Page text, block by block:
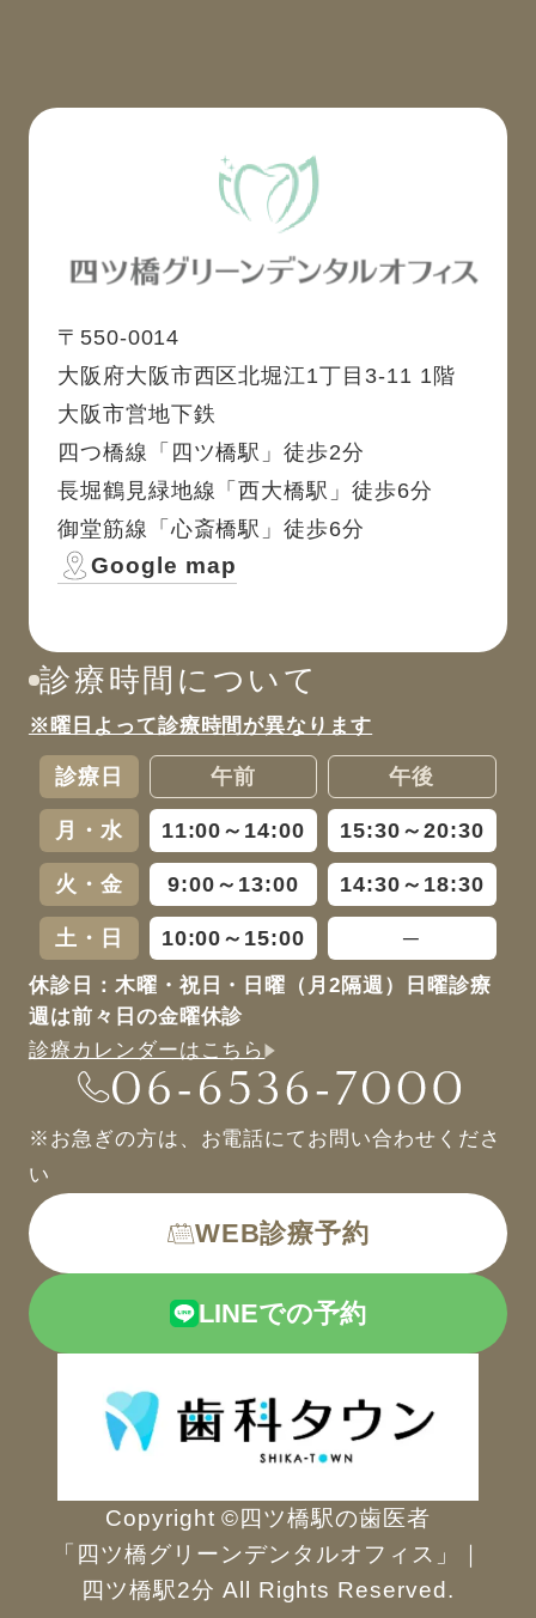
〒550-0014
大阪府大阪市西区北堀江1丁目3-11 1階
大阪市営地下鉄
四つ橋線「四ツ橋駅」徒歩2分
長堀鶴見緑地線「西大橋駅」徒歩6分
御堂筋線「心斎橋駅」徒歩6分
Google map
診療時間について
※曜日よって診療時間が異なります
診療日 午前 午後
月・水 11:00～14:00 15:30～20:30
火・金 9:00～13:00 14:30～18:30
土・日 10:00～15:00 ─
休診日：木曜・祝日・日曜（月2隔週）日曜診療
週は前々日の金曜休診
診療カレンダーはこちら
※お急ぎの方は、お電話にてお問い合わせくださ
い
WEB診療予約
LINEでの予約
Copyright ©四ツ橋駅の歯医者
「四ツ橋グリーンデンタルオフィス」｜
四ツ橋駅2分 All Rights Reserved.